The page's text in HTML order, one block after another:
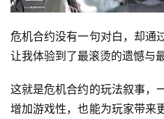
危机合约没有一句对白，却通
让我体验到了最滚烫的遗憾与
这就是危机合约的玩法叙事，
增加游戏性，也能为玩家带来